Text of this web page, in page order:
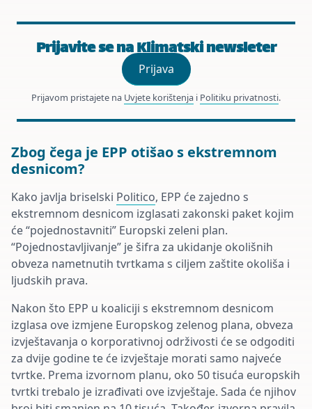
Prijavite se na Klimatski newsleter
Prijava
Prijavom pristajete na Uvjete korištenja i Politiku privatnosti.
Zbog čega je EPP otišao s ekstremnom
desnicom?
Kako javlja briselski Politico, EPP će zajedno s
ekstremnom desnicom izglasati zakonski paket kojim
će “pojednostavniti” Europski zeleni plan.
“Pojednostavljivanje” je šifra za ukidanje okolišnih
obveza nametnutih tvrtkama s ciljem zaštite okoliša i
ljudskih prava.
Nakon što EPP u koaliciji s ekstremnom desnicom
izglasa ove izmjene Europskog zelenog plana, obveza
izvještavanja o korporativnoj održivosti će se odgoditi
za dvije godine te će izvještaje morati samo najveće
tvrtke. Prema izvornom planu, oko 50 tisuća europskih
tvrtki trebalo je izrađivati ove izvještaje. Sada će njihov